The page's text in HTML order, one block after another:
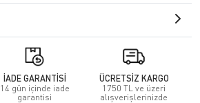
İADE GARANTİSİ
14 gün içinde iade
garantisi
ÜCRETSİZ KARGO
1750 TL ve üzeri
alışverişlerinizde